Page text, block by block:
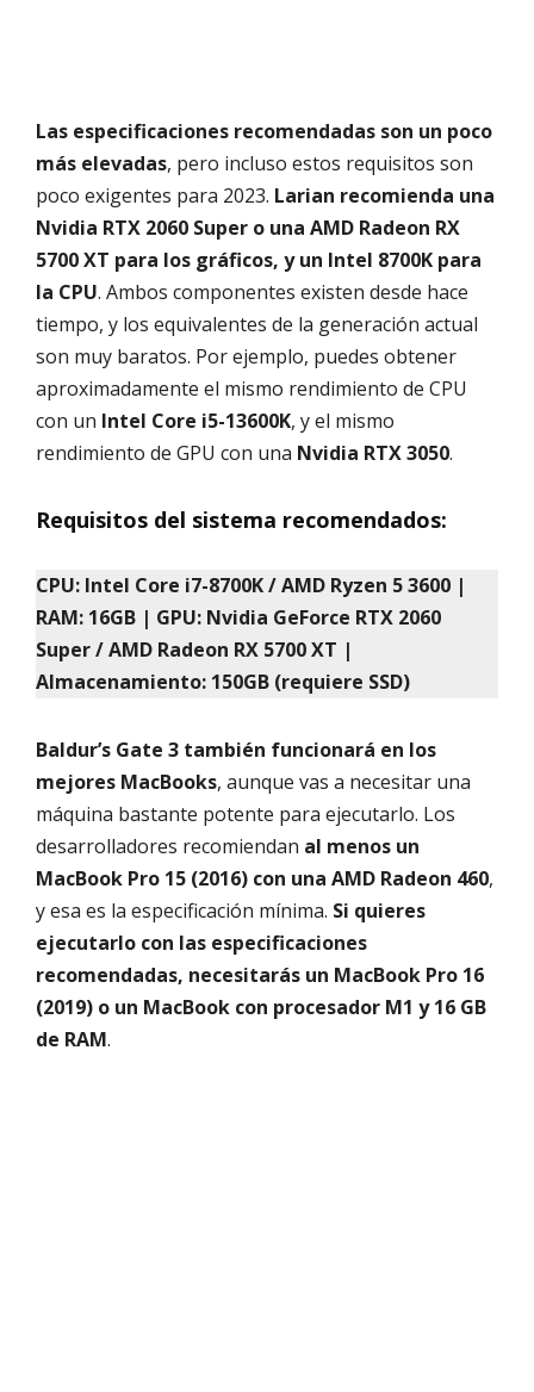
Las especificaciones recomendadas son un poco
más elevadas, pero incluso estos requisitos son
poco exigentes para 2023. Larian recomienda una
Nvidia RTX 2060 Super o una AMD Radeon RX
5700 XT para los gráficos, y un Intel 8700K para
la CPU. Ambos componentes existen desde hace
tiempo, y los equivalentes de la generación actual
son muy baratos. Por ejemplo, puedes obtener
aproximadamente el mismo rendimiento de CPU
con un Intel Core i5-13600K, y el mismo
rendimiento de GPU con una Nvidia RTX 3050.
Requisitos del sistema recomendados:
CPU: Intel Core i7-8700K / AMD Ryzen 5 3600 |
RAM: 16GB | GPU: Nvidia GeForce RTX 2060
Super / AMD Radeon RX 5700 XT |
Almacenamiento: 150GB (requiere SSD)
Baldur’s Gate 3 también funcionará en los
mejores MacBooks, aunque vas a necesitar una
máquina bastante potente para ejecutarlo. Los
desarrolladores recomiendan al menos un
MacBook Pro 15 (2016) con una AMD Radeon 460,
y esa es la especificación mínima. Si quieres
ejecutarlo con las especificaciones
recomendadas, necesitarás un MacBook Pro 16
(2019) o un MacBook con procesador M1 y 16 GB
de RAM.